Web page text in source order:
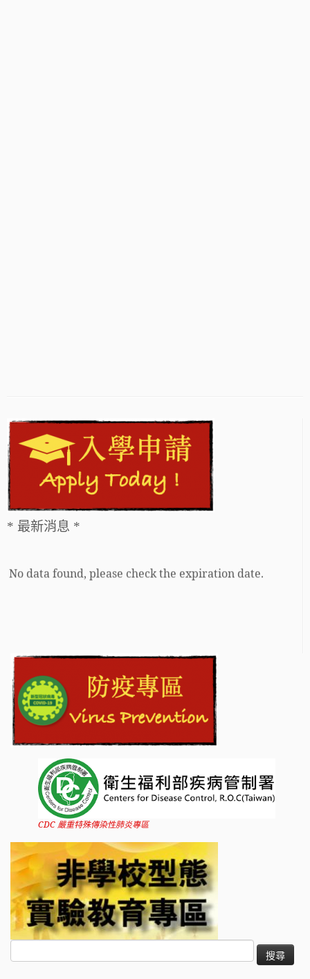
* 最新消息 *
No data found, please check the expiration date.
CDC 嚴重特殊傳染性肺炎專區
尋